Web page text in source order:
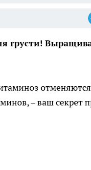
грусти!
– ваш секрет